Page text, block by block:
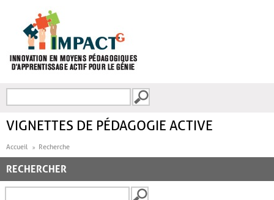
FORMULAIRE DE
VIGNETTES DE PÉDAGOGIE ACTIVE
Accueil Recherche
RECHERCHER